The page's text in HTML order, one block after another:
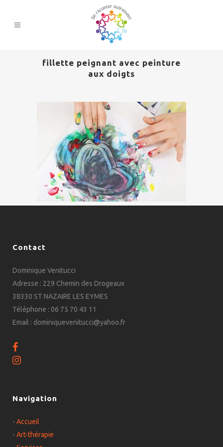
fillette peignant avec peinture
aux doigts
Contact
Dominique Venitucci
Adresse : 229 Chemin des Drogeaux
38330 ST NAZAIRE LES EYMES
Téléphone : 06 75 70 43 11
Email : dominiquevenitucci@yahoo.fr
Navigation
- Accueil
- Art-thérapie